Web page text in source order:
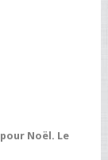
Noël. Le